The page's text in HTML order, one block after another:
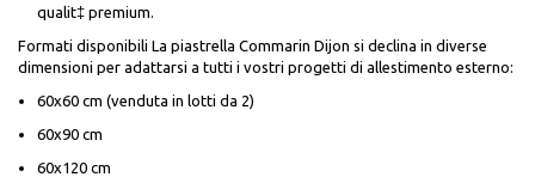
qualit‡ premium.
Formati disponibili La piastrella Commarin Dijon si declina in diverse
dimensioni per adattarsi a tutti i vostri progetti di allestimento esterno:
60x60 cm (venduta in lotti da 2)
60x90 cm
60x120 cm